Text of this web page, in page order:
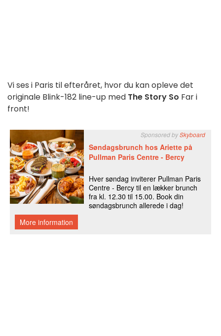
Vi ses i Paris til efteråret, hvor du kan opleve det
originale Blink-182 line-up med The Story So Far i
front!